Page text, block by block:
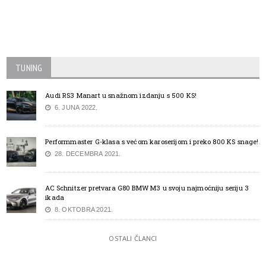
TUNING
Audi RS3 Manart u snažnom izdanju s 500 KS!
6. JUNA 2022.
Performmaster G-klasa s većom karoserijom i preko 800 KS snage!
28. DECEMBRA 2021.
AC Schnitzer pretvara G80 BMW M3 u svoju najmoćniju seriju 3
ikada
8. OKTOBRA 2021.
OSTALI ČLANCI